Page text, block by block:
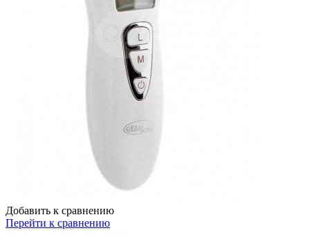
Добавить к сравнению
Перейти к сравнению